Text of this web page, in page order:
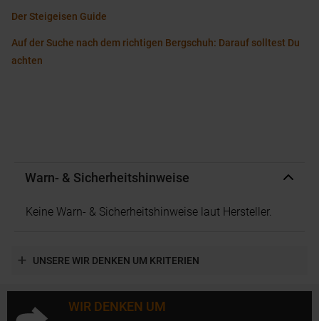
Der Steigeisen Guide
Auf der Suche nach dem richtigen Bergschuh: Darauf solltest Du
achten
Warn- & Sicherheitshinweise
Keine Warn- & Sicherheitshinweise laut Hersteller.
UNSERE WIR DENKEN UM KRITERIEN
WIR DENKEN UM